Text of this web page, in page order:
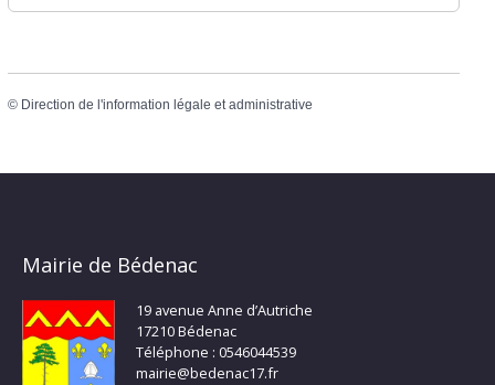
© Direction de l'information légale et administrative
Mairie de Bédenac
19 avenue Anne d’Autriche
17210 Bédenac
Téléphone : 0546044539
mairie@bedenac17.fr